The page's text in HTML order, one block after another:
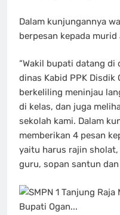
Dalam kunjungannya
berpesan kepada
“Wakil bupati datang
dinas Kabid PPK Disdik
berkeliling meninjau
di kelas, dan juga
sekolah kami. Dalam
memberikan 4 pesan
yaitu harus rajin
guru, sopan santun